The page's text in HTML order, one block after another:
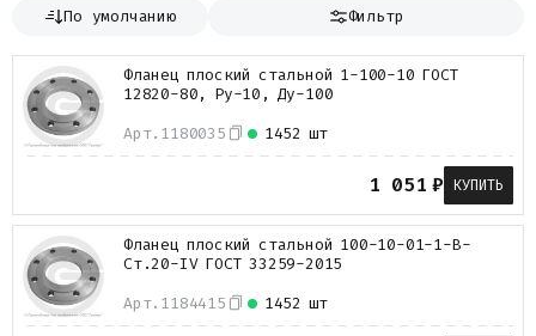
Фланцы
Переходы
Тройники
Заглушки
Задвижки
Краны
Фильтры
Компенсаторы
Фасонные части
Крепеж
Прокладки и уплотнения
По умолчанию Фильтр
Арт. 1180035 1452 шт
Фланец плоский стальной 1-100-10 ГОСТ
12820-80, Ру-10, Ду-100
1 051 ₽ КУПИТЬ
Арт. 1184415 1452 шт
Фланец плоский стальной 100-10-01-1-B-
Ст.20-IV ГОСТ 33259-2015